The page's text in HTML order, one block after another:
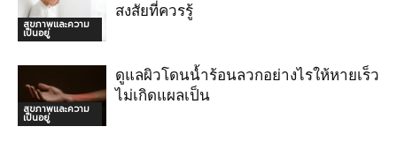
สุขภาพและความ
เป็นอยู่
สงสัยที่ควรรู้
สุขภาพและความ
เป็นอยู่
ดูแลผิวโดนน้ำร้อนลวกอย่างไรให้หายเร็ว
ไม่เกิดแผลเป็น